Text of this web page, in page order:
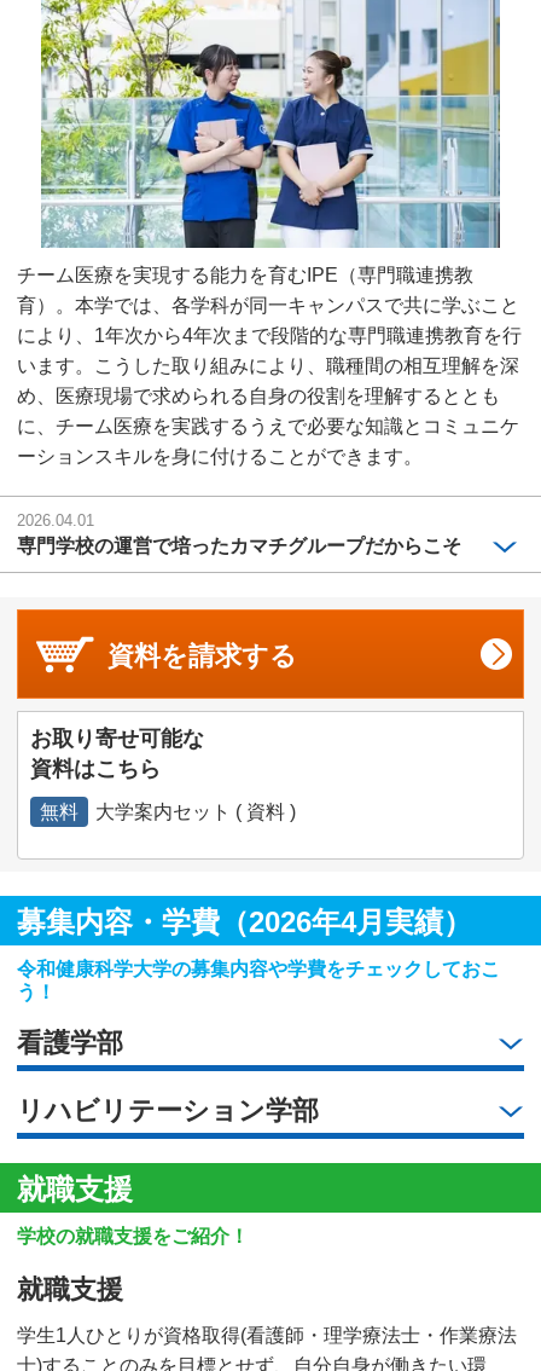
チーム医療を実現する能力を育むIPE（専門職連携教
育）。本学では、各学科が同一キャンパスで共に学ぶこと
により、1年次から4年次まで段階的な専門職連携教育を行
います。こうした取り組みにより、職種間の相互理解を深
め、医療現場で求められる自身の役割を理解するととも
に、チーム医療を実践するうえで必要な知識とコミュニケ
ーションスキルを身に付けることができます。
2026.04.01
専門学校の運営で培ったカマチグループだからこそ
資料を請求する
お取り寄せ可能な
資料はこちら
無料 大学案内セット ( 資料 )
募集内容・学費（2026年4月実績）
令和健康科学大学の募集内容や学費をチェックしておこ
う！
看護学部
リハビリテーション学部
就職支援
学校の就職支援をご紹介！
就職支援
学生1人ひとりが資格取得(看護師・理学療法士・作業療法
士)することのみを目標とせず、自分自身が働きたい環